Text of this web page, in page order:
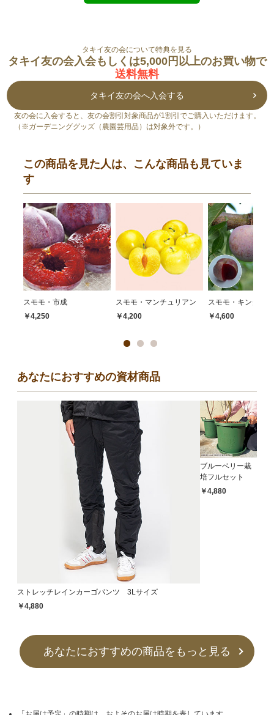
タキイ友の会について特典を見る
タキイ友の会入会もしくは5,000円以上のお買い物で
送料無料
タキイ友の会へ入会する
友の会に入会すると、友の会割引対象商品が1割引でご購入いただけます。
（※ガーデニンググッズ（農園芸用品）は対象外です。）
この商品を見た人は、こんな商品も見ていま
す
スモモ・市成
￥4,250
スモモ・マンチュリアン
￥4,200
スモモ・キングサ
￥4,600
あなたにおすすめの資材商品
ストレッチレインカーゴパンツ 3Lサイズ
￥4,880
ブルーベリー栽
培フルセット
￥4,880
あなたにおすすめの商品をもっと見る